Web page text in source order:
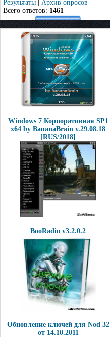
Результаты | Архив опросов
Всего ответов: 1461
Windows 7 Корпоративная SP1
x64 by BananaBrain v.29.08.18
[RUS/2018]
BooRadio v3.2.0.2
Обновление ключей для Nod 32
от 14.10.2011